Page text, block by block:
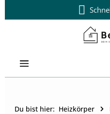
Zum Hauptinhalt springen
14 Tage
Du bist hier: Heizkörper